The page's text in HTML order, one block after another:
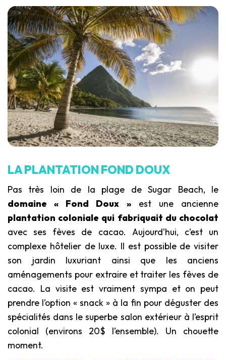
LA PLANTATION FOND DOUX
Pas très loin de la plage de Sugar Beach, le
domaine « Fond Doux »est une ancienne
plantation coloniale qui fabriquait du chocolat
avec ses fèves de cacao. Aujourd’hui, c’est un
complexe hôtelier de luxe. Il est possible de visiter
son jardin luxuriant ainsi que les anciens
aménagements pour extraire et traiter les fèves de
cacao. La visite est vraiment sympa et on peut
prendre l’option « snack » à la fin pour déguster des
spécialités dans le superbe salon extérieur à l’esprit
colonial (environs 20$ l’ensemble). Un chouette
moment.